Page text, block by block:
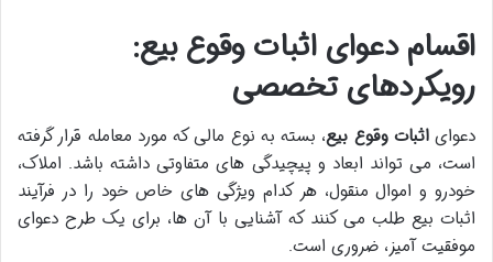
اقسام دعوای اثبات وقوع بیع:
رویکردهای تخصصی
دعوایاثبات وقوع بیع، بسته به نوع مالی که مورد معامله قرار گرفته
است، می تواند ابعاد و پیچیدگی های متفاوتی داشته باشد. املاک،
خودرو و اموال منقول، هر کدام ویژگی های خاص خود را در فرآیند
اثبات بیع طلب می کنند که آشنایی با آن ها، برای یک طرح دعوای
موفقیت آمیز، ضروری است.